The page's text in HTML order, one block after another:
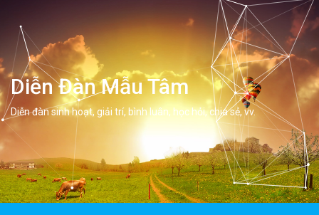
Diễn Đàn Mẫu Tâm
Diễn đàn sinh hoạt, giải trí, bình luân, học hỏi, chia sẻ, vv.